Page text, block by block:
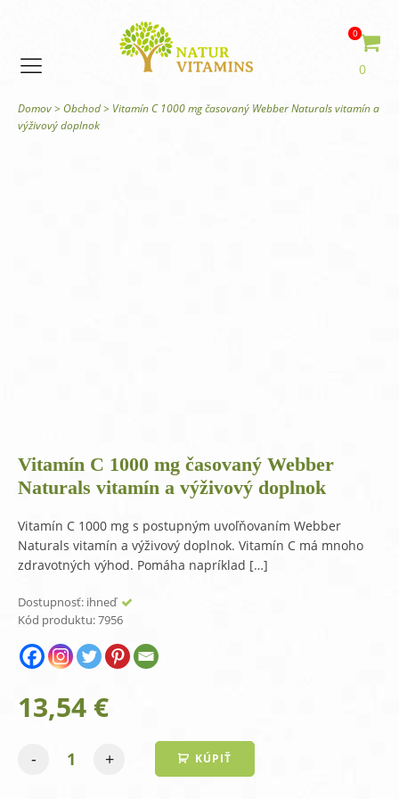
0
0
Domov> Obchod> Vitamín C 1000 mg časovaný Webber Naturals vitamín a
výživový doplnok
Vitamín C 1000 mg časovaný Webber
Naturals vitamín a výživový doplnok
Vitamín C 1000 mg s postupným uvoľňovaním Webber
Naturals vitamín a výživový doplnok. Vitamín C má mnoho
zdravotných výhod. Pomáha napríklad […]
Dostupnosť: ihneď
Kód produktu:7956
13,54 €
- + KÚPIŤ